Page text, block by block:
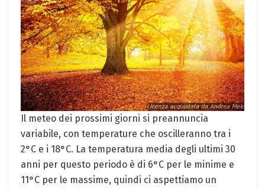
Il meteo dei prossimi giorni si preannuncia
variabile, con temperature che oscilleranno tra i
2°C e i 18°C. La temperatura media degli ultimi 30
anni per questo periodo è di 6°C per le minime e
11°C per le massime, quindi ci aspettiamo un